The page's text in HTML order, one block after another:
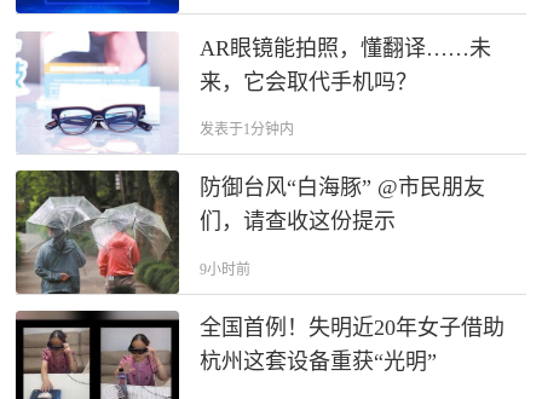
AR眼镜能拍照，懂翻译……未
来，它会取代手机吗？
发表于1分钟内
防御台风“白海豚” @市民朋友
们，请查收这份提示
9小时前
全国首例！失明近20年女子借助
杭州这套设备重获“光明”